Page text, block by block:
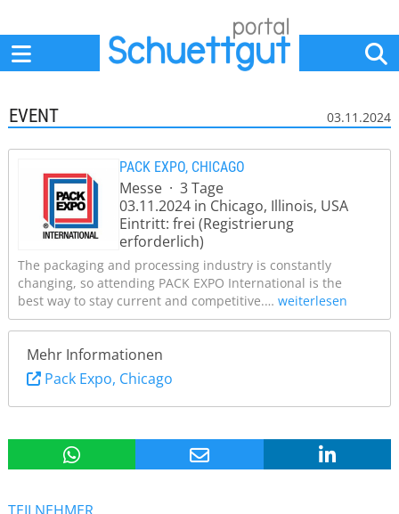
EVENT 03.11.2024
PACK EXPO, CHICAGO
Messe · 3 Tage
03.11.2024 in Chicago, Illinois, USA
Eintritt: frei (Registrierung
erforderlich)
The packaging and processing industry is constantly
changing, so attending PACK EXPO International is the
best way to stay current and competitive.… weiterlesen
Mehr Informationen
Pack Expo, Chicago